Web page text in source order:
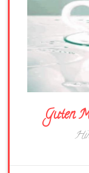
Guten